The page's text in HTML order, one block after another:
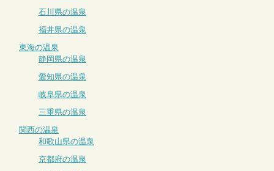
石川県の温泉
福井県の温泉
東海の温泉
静岡県の温泉
愛知県の温泉
岐阜県の温泉
三重県の温泉
関西の温泉
和歌山県の温泉
京都府の温泉